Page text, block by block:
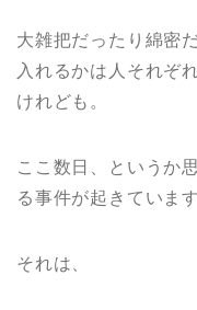
大雑把だったり綿密
入れるかは人それぞ
けれども。
ここ数日、というか
る事件が起きています
それは、